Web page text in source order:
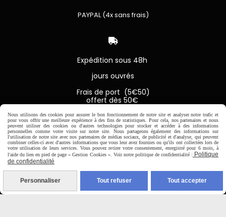
PAYPAL (4x sans frais)

Expédition sous 48h
jours ouvrés
Frais de port (5€50)
offert dès 50€
Dépot vente des frais de
7€50 sont facturés quelques
soit le montant.
Facebook est désactivé.
MENTIONS LÉGALES
CONDITIONS GÉNÉRALES DE VENTE
Nous utilisons des cookies pour assurer le bon fonctionnement de notre site et analyser notre trafic et
pour vous offrir une meilleure expérience à des fins de statistiques. Pour cela, nos partenaires et nous
peuvent utiliser des cookies ou d'autres technologies pour stocker et accéder à des informations
personnelles comme votre visite sur notre site. Nous partageons également des informations sur
l'utilisation de notre site avec nos partenaires de médias sociaux, de publicité et d'analyse, qui peuvent
combiner celles-ci avec d'autres informations que vous leur avez fournies ou qu'ils ont collectées lors de
votre utilisation de leurs services. Vous pouvez retirer votre consentement, enregistré pour 6 mois, à
l'aide du lien en pied de page « Gestion Cookies ». Voir notre politique de confidentialité : Politique
de confidentialité
Personnaliser Tout refuser Tout accepter